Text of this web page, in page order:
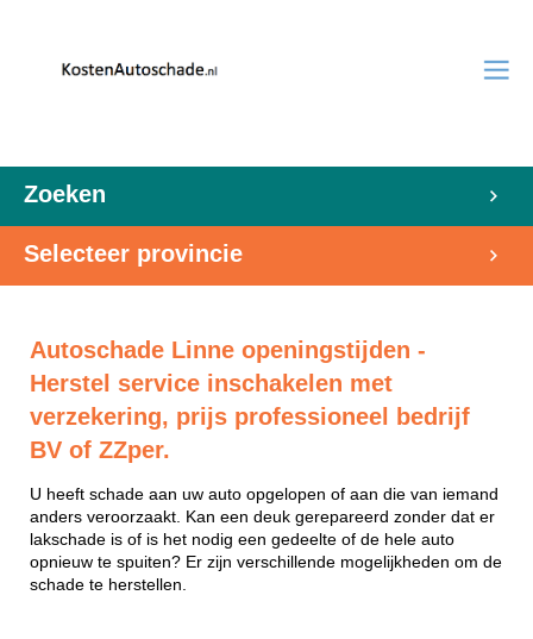
Zoeken
Selecteer provincie
Autoschade Linne openingstijden -
Herstel service inschakelen met
verzekering, prijs professioneel bedrijf
BV of ZZper.
U heeft schade aan uw auto opgelopen of aan die van iemand
anders veroorzaakt. Kan een deuk gerepareerd zonder dat er
lakschade is of is het nodig een gedeelte of de hele auto
opnieuw te spuiten? Er zijn verschillende mogelijkheden om de
schade te herstellen.